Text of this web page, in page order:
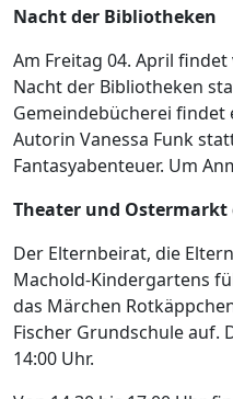
Nacht der Bibliotheken
Am Freitag 04. April findet
Nacht der Bibliotheken
Gemeindebücherei findet
Autorin Vanessa Funk
Fantasyabenteuer. Um
Theater und Ostermarkt
Der Elternbeirat, die
Machold-Kindergartens
das Märchen
Fischer Grundschule auf.
14:00 Uhr.